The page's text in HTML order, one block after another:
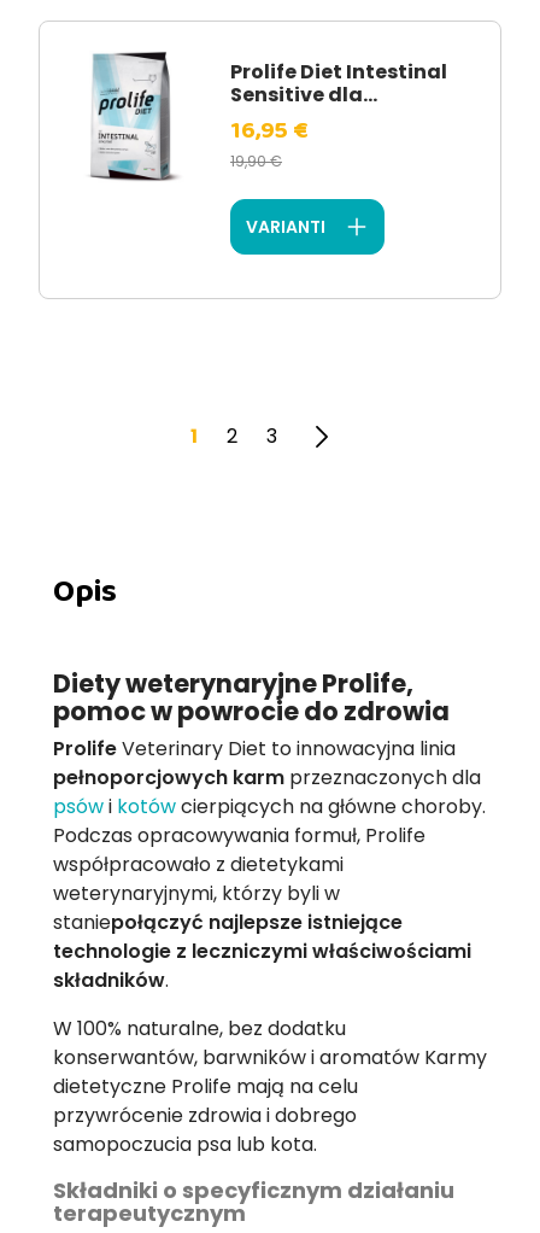
Prolife Diet Intestinal
Sensitive dla...
16,95 €
19,90 €
VARIANTI
1 2 3
Opis
Diety weterynaryjne Prolife,
pomoc w powrocie do zdrowia
ProlifeVeterinary Diet to innowacyjna linia
pełnoporcjowych karm przeznaczonych dla
psówi kotówcierpiących na główne choroby.
Podczas opracowywania formuł, Prolife
współpracowało z dietetykami
weterynaryjnymi, którzy byli w
staniepołączyć najlepsze istniejące
technologie z leczniczymi właściwościami
składników.
W 100% naturalne, bez dodatku
konserwantów, barwników i aromatów Karmy
dietetyczne Prolife mają na celu
przywrócenie zdrowia i dobrego
samopoczucia psa lub kota.
Składniki o specyficznym działaniu
terapeutycznym